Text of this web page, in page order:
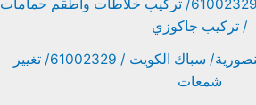
فني صحي صباح الأحمد/ 61002329/ تركيب خلاطات واطقم حمامات
/ تركيب جاكوزي
رقم سباك بالكويت المنصورية/ سباك الكويت / 61002329/ تغيير
شمعات